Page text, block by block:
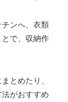
ンへ、衣類
で、収納作
とめたり、
がおすすめ